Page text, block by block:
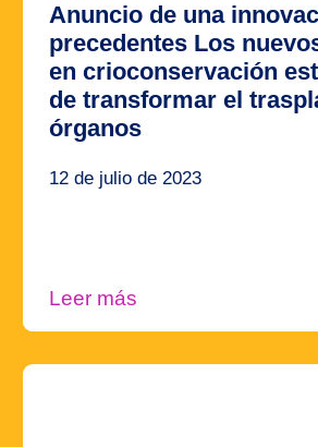
Anuncio de una
precedentes Los
en crioconservación
de transformar el
órganos
12 de julio de 2023
Leer más